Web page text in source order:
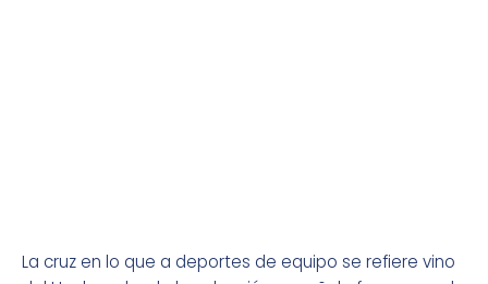
La cruz en lo que a deportes de equipo se refiere vino